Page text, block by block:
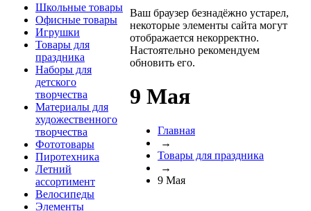
Школьные товары
Офисные товары
Игрушки
Товары для
праздника
Наборы для
детского
творчества
Материалы для
художественного
творчества
Фототовары
Пиротехника
Летний
ассортимент
Велосипеды
Элементы
Ваш браузер безнадёжно устарел,
некоторые элементы сайта могут
отображается некорректно.
Настоятельно рекомендуем
обновить его.
9 Мая
Главная
→
Товары для праздника
→
9 Мая